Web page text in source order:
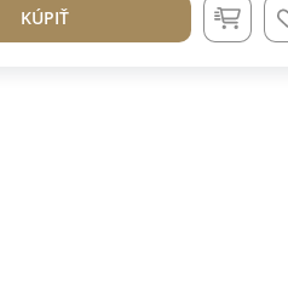
KÚPIŤ